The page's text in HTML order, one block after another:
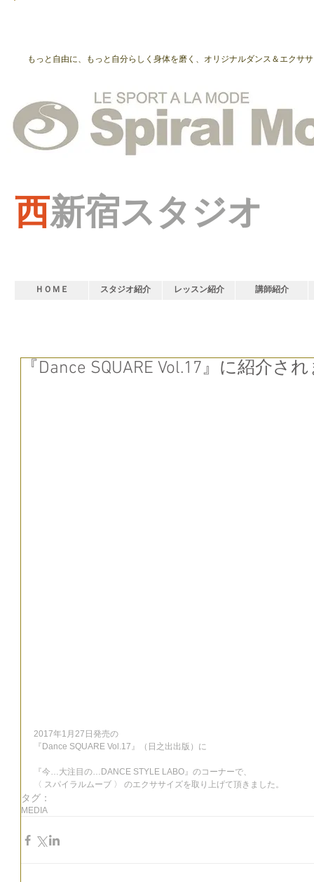
もっと自由に、もっと自分らしく身体を磨く、オリジナルダンス＆エクサ
西新宿スタジオ
ＨＯＭＥ スタジオ紹介 レッスン紹介 講師紹介
『Dance SQUARE Vol.17』に紹介さ
2017年1月27日発売の
『Dance SQUARE Vol.17』（日之出出版）に
『今…大注目の…DANCE STYLE LABO』のコーナーで、
〈 スパイラルムーブ 〉 のエクササイズを取り上げて頂きました。
タグ：
MEDIA